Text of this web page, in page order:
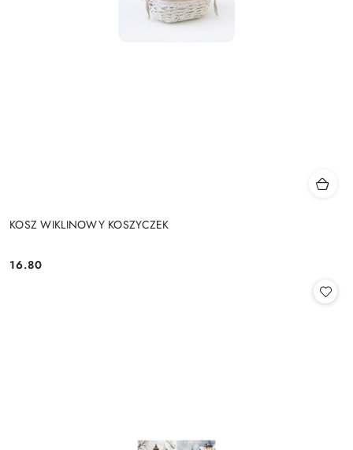
KOSZ WIKLINOWY KOSZYCZEK
Cena:
16.80